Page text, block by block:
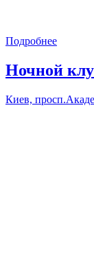
Подробнее
Ночной
Киев,